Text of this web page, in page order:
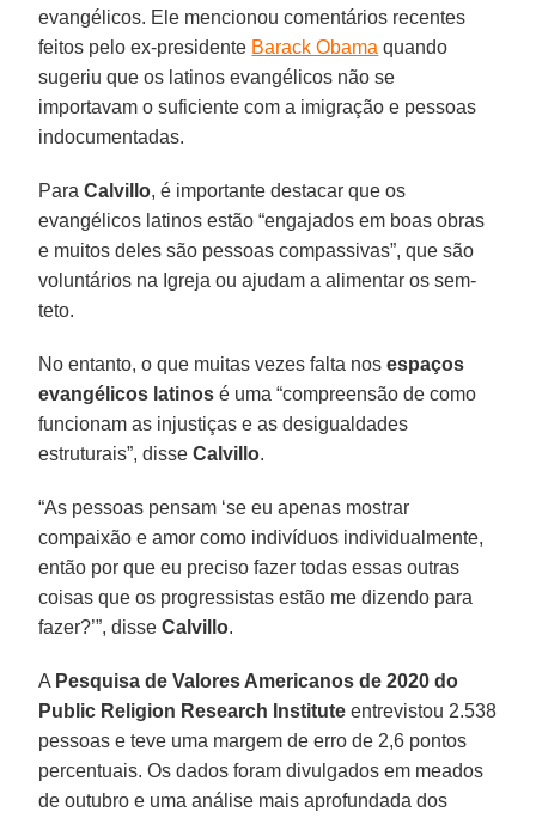
evangélicos. Ele mencionou comentários recentes
feitos pelo ex-presidente Barack Obama quando
sugeriu que os latinos evangélicos não se
importavam o suficiente com a imigração e pessoas
indocumentadas.
ParaCalvillo, é importante destacar que os
evangélicos latinos estão “engajados em boas obras
e muitos deles são pessoas compassivas”, que são
voluntários na Igreja ou ajudam a alimentar os sem-
teto.
No entanto, o que muitas vezes falta nosespaços
evangélicos latinos é uma “compreensão de como
funcionam as injustiças e as desigualdades
estruturais”, disseCalvillo.
“As pessoas pensam ‘se eu apenas mostrar
compaixão e amor como indivíduos individualmente,
então por que eu preciso fazer todas essas outras
coisas que os progressistas estão me dizendo para
fazer?’”, disseCalvillo.
A Pesquisa de Valores Americanos de 2020 do
Public Religion Research Institute entrevistou 2.538
pessoas e teve uma margem de erro de 2,6 pontos
percentuais. Os dados foram divulgados em meados
de outubro e uma análise mais aprofundada dos